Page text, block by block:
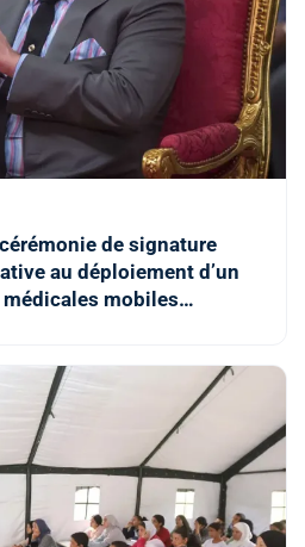
de signature
au déploiement d’un
médicales mobiles